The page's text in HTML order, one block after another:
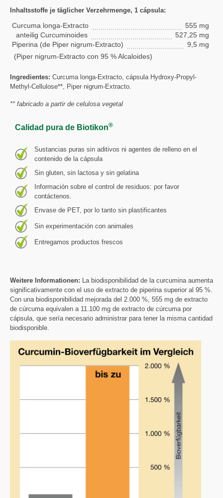
Inhaltsstoffe je täglicher Verzehrmenge, 1 cápsula:
Curcuma longa-Extracto
555 mg
anteilig Curcuminoides
527,25 mg
Piperina (de Piper nigrum-Extracto)
9,5 mg
(Piper nigrum-Extracto con 95 % Alcaloides)
Ingredientes: Curcuma longa-Extracto, cápsula Hydroxy-Propyl-
Methyl-Cellulose**, Piper nigrum-Extracto.
** fabricado a partir de celulosa vegetal
Calidad pura de Biotikon®
Sustancias puras sin aditivos ni agentes de relleno en el
contenido de la cápsula
Sin gluten, sin lactosa y sin gelatina
Información sobre el control de residuos: por favor
contáctenos.
Envase de PET, por lo tanto sin plastificantes
Sin experimentación con animales
Entregamos productos frescos
Weitere Informationen: La biodisponibilidad de la curcumina aumenta
significativamente con el uso de extracto de piperina superior al 95 %.
Con una biodisponibilidad mejorada del 2.000 %, 555 mg de extracto
de cúrcuma equivalen a 11.100 mg de extracto de cúrcuma por
cápsula, que sería necesario administrar para tener la misma cantidad
biodisponible.